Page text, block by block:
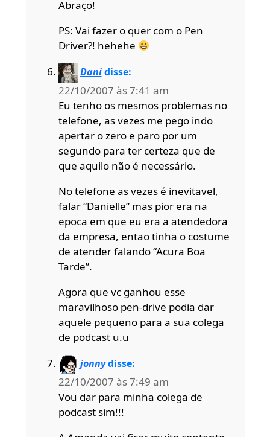
Abraço!
PS: Vai fazer o quer com o Pen
Driver?! hehehe
Dani disse:
22/10/2007 às 7:41 am
Eu tenho os mesmos problemas no
telefone, as vezes me pego indo
apertar o zero e paro por um
segundo para ter certeza que de
que aquilo não é necessário.
No telefone as vezes é inevitavel,
falar “Danielle” mas pior era na
epoca em que eu era a atendedora
da empresa, entao tinha o costume
de atender falando “Acura Boa
Tarde”.
Agora que vc ganhou esse
maravilhoso pen-drive podia dar
aquele pequeno para a sua colega
de podcast u.u
jonny disse:
22/10/2007 às 7:49 am
Vou dar para minha colega de
podcast sim!!!